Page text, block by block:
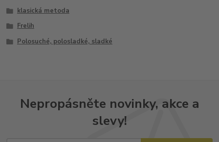
klasická metoda
Frelih
Polosuché, polosladké, sladké
Nepropásněte novinky, akce a
slevy!